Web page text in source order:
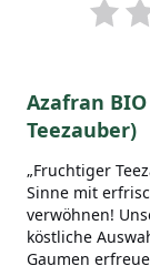
Azafran
Teezauber)
„Fruchtiger
Sinne mit
verwöhnen!
köstliche
Gaumen